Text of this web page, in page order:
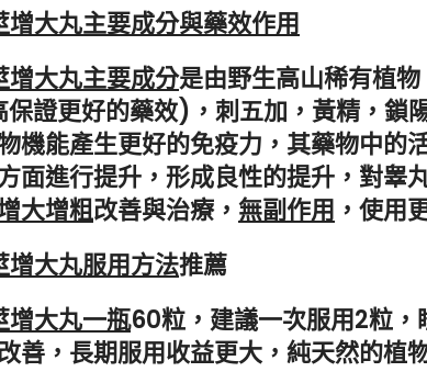
大丸主要成分與藥效作用
增大丸主要成分是由野生高山稀有植
證更好的藥效)，刺五加，黃精，鎖
機能產生更好的免疫力，其藥物中
面進行提升，形成良性的提升，對睾
大增粗改善與治療， 無副作用 ，使用
增大丸服用方法推薦
大丸一瓶60粒，建議一次服用2粒，
善，長期服用收益更大，純天然的植